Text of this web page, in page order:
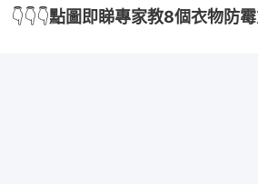
👇👇👇點圖即睇專家教8個衣物防